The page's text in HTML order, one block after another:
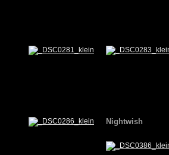
Nightwish